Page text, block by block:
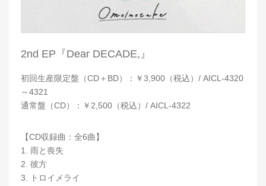
2nd EP『Dear DECADE,』
初回生産限定盤（CD＋BD）：￥3,900（税込）/ AICL-4320
～4321
通常盤（CD）：￥2,500（税込）/ AICL-4322
【CD収録曲：全6曲】
1. 雨と喪失
2. 彼方
3. トロイメライ